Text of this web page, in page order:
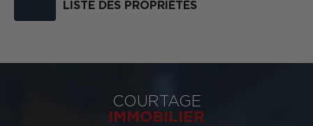
LISTE DES PROPRIÉTÉS
COURTAGE
IMMOBILIER